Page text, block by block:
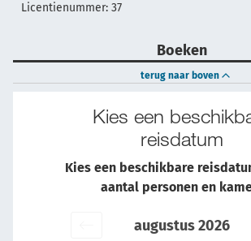
Licentienummer: 37
Boeken
terug naar boven
Kies een
reisdatum
Kies een beschikbare
aantal personen en
augustus 2026